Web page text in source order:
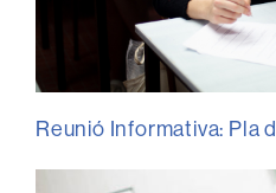
Reunió Informativa: Pla